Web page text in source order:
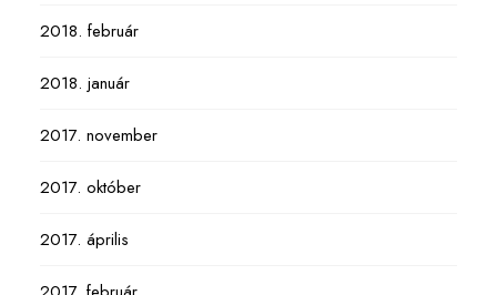
2018. február
2018. január
2017. november
2017. október
2017. április